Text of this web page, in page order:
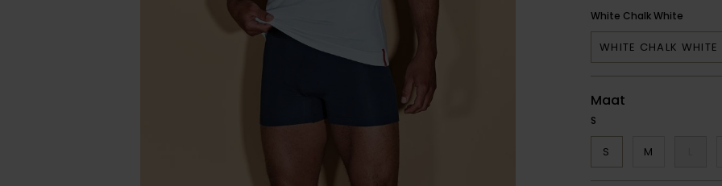
White Chalk White
WHITE CHALK WHITE
Maat
S
S M